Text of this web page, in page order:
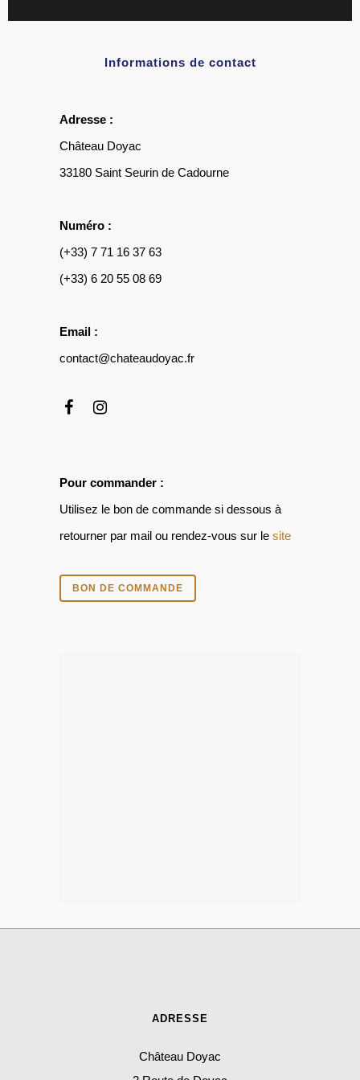
Informations de contact
Adresse :
Château Doyac
33180 Saint Seurin de Cadourne
Numéro :
(+33) 7 71 16 37 63
(+33) 6 20 55 08 69
Email :
contact@chateaudoyac.fr
Pour commander :
Utilisez le bon de commande si dessous à
retourner par mail ou rendez-vous sur le site
BON DE COMMANDE
ADRESSE
Château Doyac